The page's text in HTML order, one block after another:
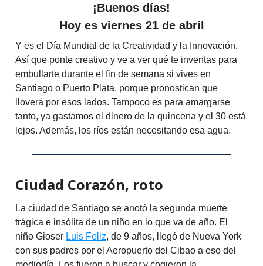
¡Buenos días!
Hoy es viernes 21 de abril
Y es el Día Mundial de la Creatividad y la Innovación.
Así que ponte creativo y ve a ver qué te inventas para
embullarte durante el fin de semana si vives en
Santiago o Puerto Plata, porque pronostican que
lloverá por esos lados. Tampoco es para amargarse
tanto, ya gastamos el dinero de la quincena y el 30 está
lejos. Además, los ríos están necesitando esa agua.
Ciudad Corazón, roto
La ciudad de Santiago se anotó la segunda muerte
trágica e insólita de un niño en lo que va de año. El
niño Gioser Luis Feliz, de 9 años, llegó de Nueva York
con sus padres por el Aeropuerto del Cibao a eso del